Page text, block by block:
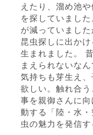
えたり、溜め池
を探していまし
が減っていまし
昆虫探しに出か
生まれました。
まえられないな
気持ちも芽生え
欲しい。触れ合
事を親御さんに
動する「陸・水
虫の魅力を発信す